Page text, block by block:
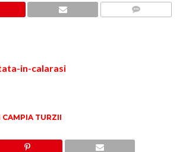
CAMPIA TURZII